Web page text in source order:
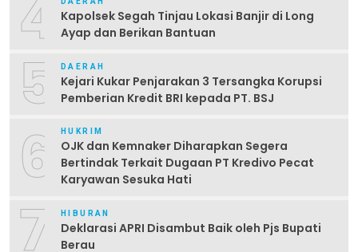
4
Kapolsek Segah Tinjau Lokasi Banjir di Long
Ayap dan Berikan Bantuan
5 DAERAH
Kejari Kukar Penjarakan 3 Tersangka Korupsi
Pemberian Kredit BRI kepada PT. BSJ
6 HUKRIM
OJK dan Kemnaker Diharapkan Segera
Bertindak Terkait Dugaan PT Kredivo Pecat
Karyawan Sesuka Hati
7 HIBURAN
Deklarasi APRI Disambut Baik oleh Pjs Bupati
Berau